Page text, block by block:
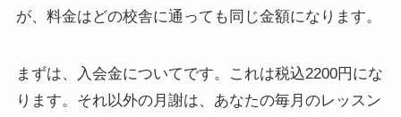
が、料金はどの校舎に通っても同じ金額になります。
まずは、入会金についてです。これは税込2200円にな
ります。それ以外の月謝は、あなたの毎月のレッスン